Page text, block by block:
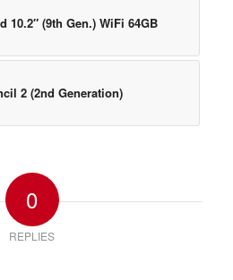
10.2″ (9th Gen.) WiFi 64GB
2 (2nd Generation)
0
REPLIES